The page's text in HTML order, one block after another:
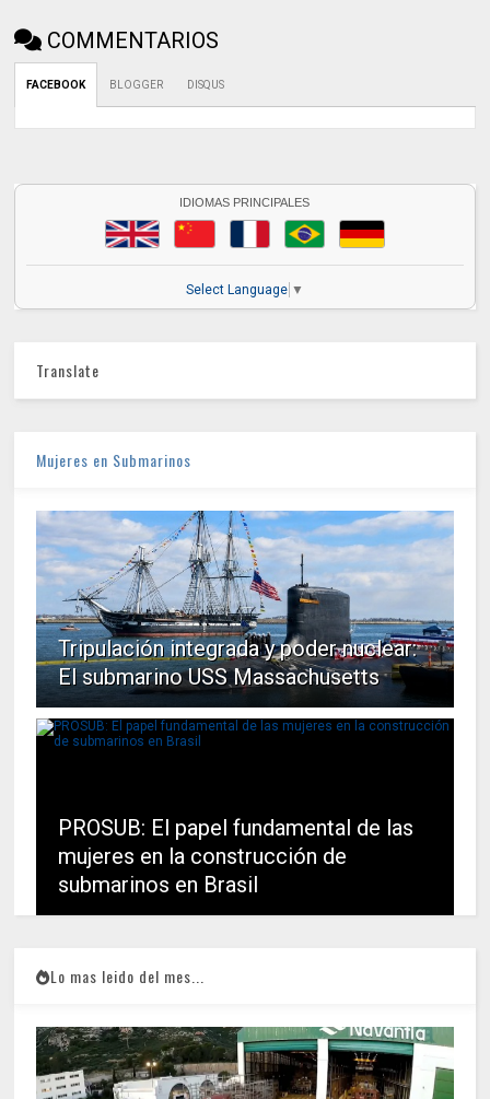
COMMENTARIOS
FACEBOOK BLOGGER DISQUS
IDIOMAS PRINCIPALES
Select Language ▼
Translate
Mujeres en Submarinos
Tripulación integrada y poder nuclear:
El submarino USS Massachusetts
PROSUB: El papel fundamental de las
mujeres en la construcción de
submarinos en Brasil
Lo mas leido del mes...